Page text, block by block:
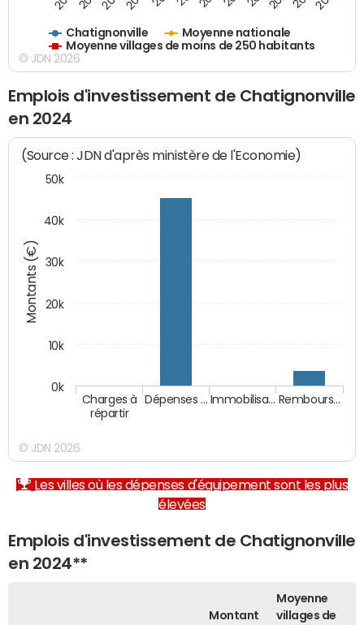
Chatignonville
Moyenne nationale
Moyenne villages de moins de 250 habitants
© JDN 2026
Emplois d'investissement de Chatignonville
en 2024
Montants (€)
(Source : JDN d'après ministère de l'Economie)
Charges à
répartir
Dépenses … Immobilisa… Rembours…
0k
10k
20k
30k
40k
50k
© JDN 2026
Les villes où les dépenses d'équipement sont les plus
élevées
Emplois d'investissement de Chatignonville
en 2024**
Montant
Moyenne
villages de